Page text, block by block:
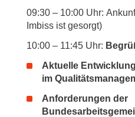
09:30 – 10:00 Uhr:
Imbiss ist gesorgt)
10:00 – 11:45 Uhr:
Aktuelle
im
Anforderungen der